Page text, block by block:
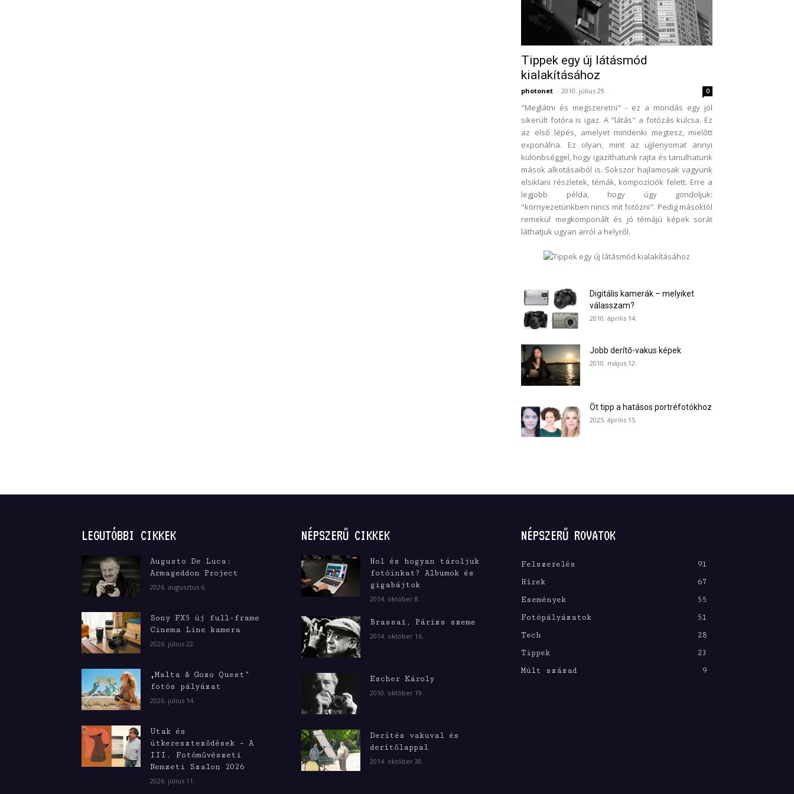
Tippek egy új látásmód
kialakításához
photonet - 2010. július 29. 0
"Meglátni és megszeretni" - ez a mondás egy jól
sikerült fotóra is igaz. A "látás" a fotózás kulcsa. Ez
az első lépés, amelyet mindenki megtesz, mielőtt
exponálna. Ez olyan, mint az ujjlenyomat annyi
különbséggel, hogy igazíthatunk rajta és tanulhatunk
mások alkotásaiból is. Sokszor hajlamosak vagyunk
elsiklani részletek, témák, kompozíciók felett. Erre a
legjobb példa, hogy úgy gondoljuk:
"környezetünkben nincs mit fotózni". Pedig másoktól
remekül megkomponált és jó témájú képek sorát
láthatjuk ugyan arról a helyről.
Digitális kamerák – melyiket
válasszam?
2010. április 14.
Jobb derítő-vakus képek
2010. május 12.
Öt tipp a hatásos portréfotókhoz
2025. április 15.
LEGUTÓBBI CIKKEK
Augusto De Luca:
Armageddon Project
2026. augusztus 6.
Sony FX5 új full-frame
Cinema Line kamera
2026. július 22.
„Malta & Gozo Quest”
fotós pályázat
2026. július 14.
Utak és
útkereszteződések – A
III. Fotóművészeti
Nemzeti Szalon 2026
2026. július 11.
NÉPSZERŰ CIKKEK
Hol és hogyan tároljuk
fotóinkat? Albumok és
gigabájtok
2014. október 8.
Brassaï, Párizs szeme
2014. október 16.
Escher Károly
2010. október 19.
Derítés vakuval és
derítőlappal
2014. október 30.
NÉPSZERŰ ROVATOK
Felszerelés
91
Hírek
67
Események
55
Fotópályázatok
51
Tech
28
Tippek
23
Múlt század
9